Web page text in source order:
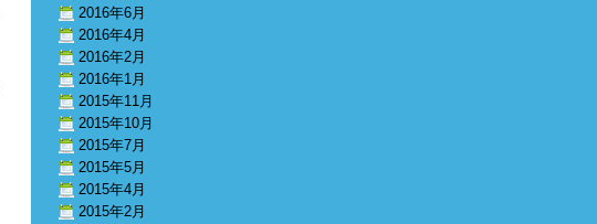
2016年6月
2016年4月
2016年2月
2016年1月
2015年11月
2015年10月
2015年7月
2015年5月
2015年4月
2015年2月